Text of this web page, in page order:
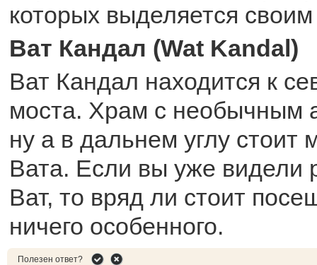
которых выделяется
Ват Кандал (Wat Kandal)
Ват Кандал находится к
моста. Храм с необычным
ну а в дальнем углу стоит
Вата. Если вы уже видели
Ват, то вряд ли стоит
ничего особенного.
Полезен ответ?